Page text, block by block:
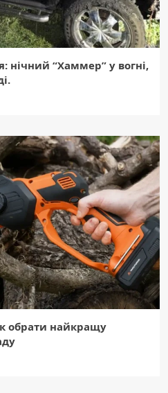
нічний “Хаммер” у вогні,
обрати найкращу